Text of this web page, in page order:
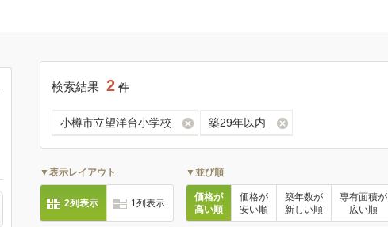
検索結果 2 件
小樽市立望洋台小学校 築29年以内
▼表示レイアウト
2列表示 1列表示
▼並び順
価格が
高い順
価格が
安い順
築年数が
新しい順
専有面積が
広い順